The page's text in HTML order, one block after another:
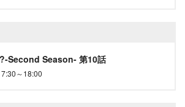
Second Season- 第10話
～18:00